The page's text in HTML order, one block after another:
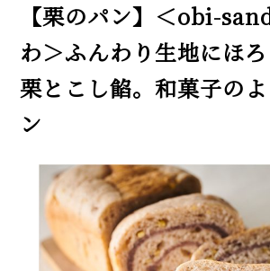
【栗のパン】＜obi-
わ＞ふんわり生地にほ
栗とこし餡。和菓子の
ン